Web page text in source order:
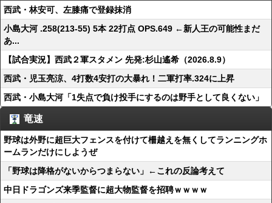
西武・林安可、左膝痛で登録抹消
小島大河 .258(213-55) 5本 22打点 OPS.649 ←新人王の可能性まだ
あ...
【試合実況】西武２軍スタメン 先発:杉山遙希（2026.8.9）
西武・児玉亮涼、4打数4安打の大暴れ！二軍打率.324に上昇
西武・小島大河「1失点で負け投手にするのは野手として良くない」
竜速
野球は外野に超巨大フェンスを付けて柵越えを無くしてランニングホ
ームランだけにしようぜ
「野球は降格がないからつまらない」←これの反論考えて
中日ドラゴンズ来季監督に超大物監督を招聘ｗｗｗｗ